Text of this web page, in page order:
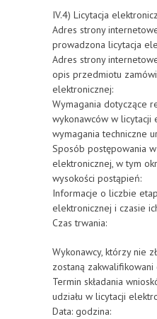
IV.4) Licytacja
Adres strony
prowadzona licytacja
Adres strony
opis przedmiotu
elektronicznej:
Wymagania dotyczące
wykonawców w licytacji
wymagania techniczne
Sposób postępowania
elektronicznej, w tym
wysokości postąpień:
Informacje o liczbie
elektronicznej i czasie
Czas trwania:
Wykonawcy, którzy nie
zostaną
Termin składania
udziału w licytacji
Data: godzina: